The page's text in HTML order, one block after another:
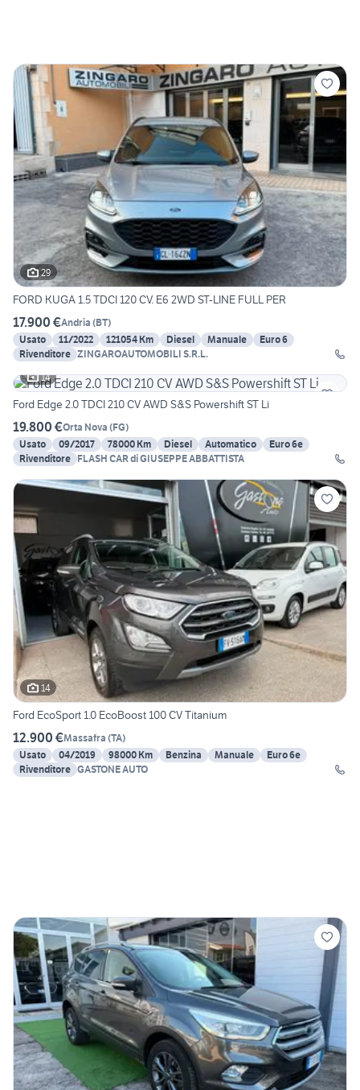
29
FORD KUGA 1.5 TDCI 120 CV. E6 2WD ST-LINE FULL PER
17.900 €Andria (BT)
Usato
11/2022 121054 Km Diesel Manuale
Euro 6
Rivenditore ZINGAROAUTOMOBILI S.R.L.
14
Ford Edge 2.0 TDCI 210 CV AWD S&S Powershift ST Li
19.800 €Orta Nova (FG)
Usato
09/2017 78000 Km Diesel Automatico
Euro 6e
Rivenditore FLASH CAR di GIUSEPPE ABBATTISTA
14
Ford EcoSport 1.0 EcoBoost 100 CV Titanium
12.900 €Massafra (TA)
Usato
04/2019 98000 Km Benzina Manuale
Euro 6e
Rivenditore GASTONE AUTO